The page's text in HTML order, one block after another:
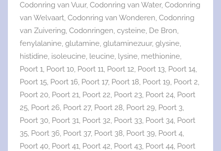
Codonring van Vuur, Codonring van Water, Codonring
van Welvaart, Codonring van Wonderen, Codonring
van Zuivering, Codonringen, cysteïne, De Bron,
fenylalanine, glutamine, glutaminezuur, glysine,
histidine, isoleucine, leucine, lysine, methionine,
Poort 1, Poort 10, Poort 11, Poort 12, Poort 13, Poort 14,
Poort 15, Poort 16, Poort 17, Poort 18, Poort 19, Poort 2,
Poort 20, Poort 21, Poort 22, Poort 23, Poort 24, Poort
25, Poort 26, Poort 27, Poort 28, Poort 29, Poort 3,
Poort 30, Poort 31, Poort 32, Poort 33, Poort 34, Poort
35, Poort 36, Poort 37, Poort 38, Poort 39, Poort 4,
Poort 40, Poort 41, Poort 42, Poort 43, Poort 44, Poort